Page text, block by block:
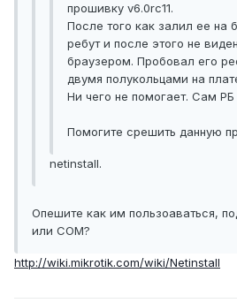
прошивку v6.0rc11.
После того как залил ее на
ребут и после этого не
браузером. Пробовал его
двумя полукольцами на
Ни чего не помогает. Сам РБ
Помогите срешить данную
netinstall.
Опешите как им пользоаваться,
или COM?
http://wiki.mikrotik.com/wiki/Netinstall